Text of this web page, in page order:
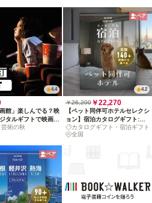
4.4
館」楽しんでる？映
タルギフトで映画の
贈ろう
術の秋
ペア
4.2
￥26,200￥22,270
【ペット同伴可ホテルセレクシ
ョン】宿泊カタログギフト:
140+施設〜
カタログギフト・宿泊ギフト
全国
ペア